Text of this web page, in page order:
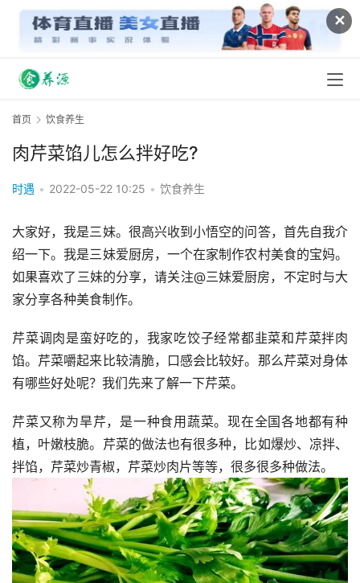
✕
首页 饮食养生
肉芹菜馅儿怎么拌好吃?
时遇 • 2022-05-22 10:25 • 饮食养生
大家好，我是三妹。很高兴收到小悟空的问答，首先自我介
绍一下。我是三妹爱厨房，一个在家制作农村美食的宝妈。
如果喜欢了三妹的分享，请关注@三妹爱厨房，不定时与大
家分享各种美食制作。
芹菜调肉是蛮好吃的，我家吃饺子经常都韭菜和芹菜拌肉
馅。芹菜嚼起来比较清脆，口感会比较好。那么芹菜对身体
有哪些好处呢？我们先来了解一下芹菜。
芹菜又称为旱芹，是一种食用蔬菜。现在全国各地都有种
植，叶嫩枝脆。芹菜的做法也有很多种，比如爆炒、凉拌、
拌馅，芹菜炒青椒，芹菜炒肉片等等，很多很多种做法。